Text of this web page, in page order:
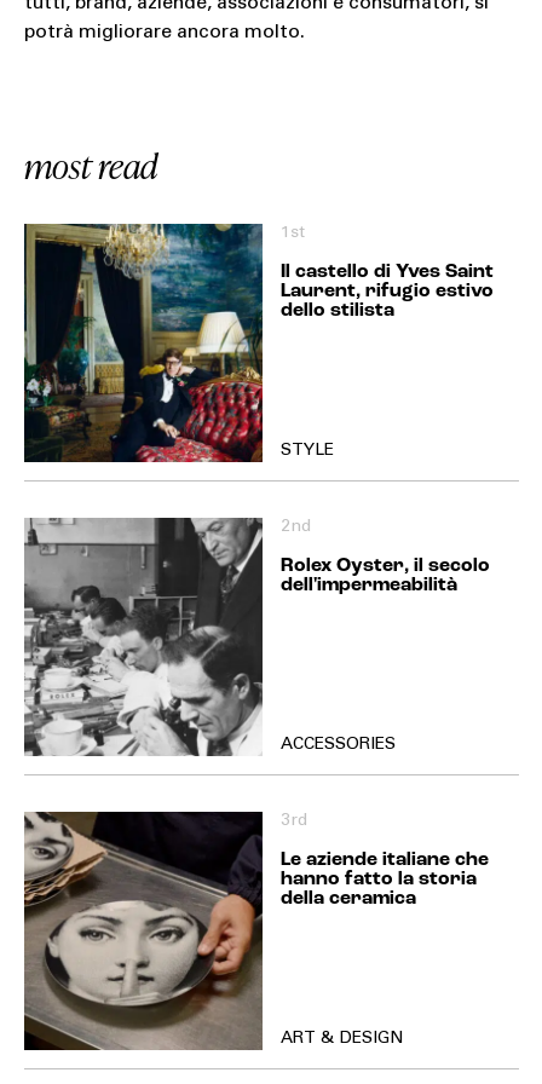
potrà migliorare ancora molto.
most read
1st
Il castello di Yves Saint
Laurent, rifugio estivo
dello stilista
STYLE
2nd
Rolex Oyster, il secolo
dell'impermeabilità
ACCESSORIES
3rd
Le aziende italiane che
hanno fatto la storia
della ceramica
ART & DESIGN